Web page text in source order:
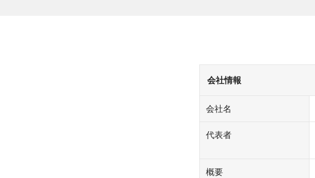
会社情報
会社名
代表者
概要